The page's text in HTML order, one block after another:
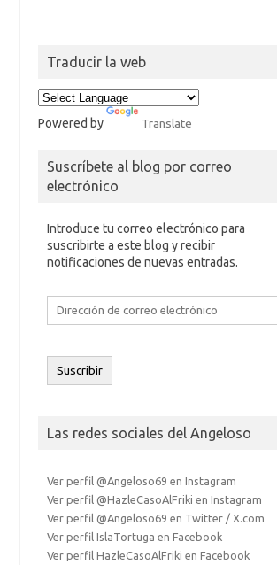
Traducir la web
Powered by Translate
Suscríbete al blog por correo
electrónico
Introduce tu correo electrónico para
suscribirte a este blog y recibir
notificaciones de nuevas entradas.
Dirección
electrónico
Suscribir
Las redes sociales del Angeloso
Ver perfil @Angeloso69 en Instagram
Ver perfil @HazleCasoAlFriki en Instagram
Ver perfil @Angeloso69 en Twitter / X.com
Ver perfil IslaTortuga en Facebook
Ver perfil HazleCasoAlFriki en Facebook